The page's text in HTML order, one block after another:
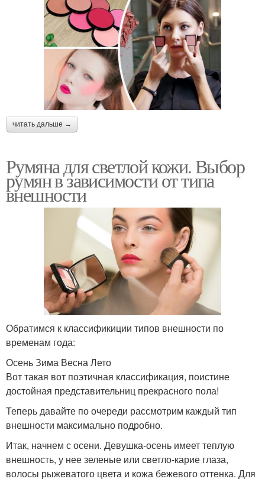
читать дальше →
Румяна для светлой кожи. Выбор
румян в зависимости от типа
внешности
Обратимся к классификиции типов внешности по
временам года:
Осень Зима Весна Лето
Вот такая вот поэтичная классификация, поистине
достойная представительниц прекрасного пола!
Теперь давайте по очереди рассмотрим каждый тип
внешности максимально подробно.
Итак, начнем с осени. Девушка-осень имеет теплую
внешность, у нее зеленые или светло-карие глаза,
волосы рыжеватого цвета и кожа бежевого оттенка. Для